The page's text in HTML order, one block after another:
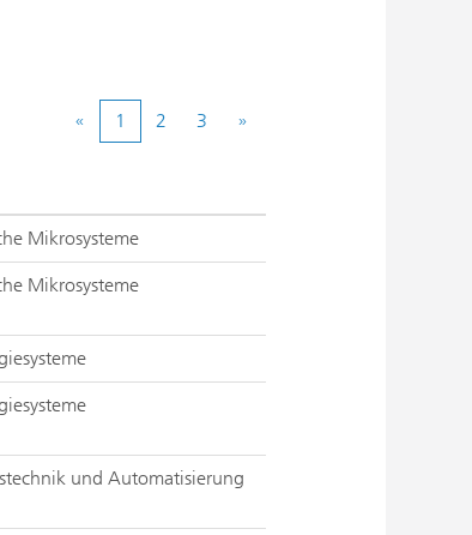
« 1 2 3 »
Mikrosysteme
Mikrosysteme
und Automatisierung